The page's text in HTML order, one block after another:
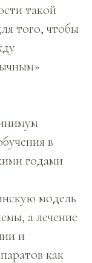
такой
того, чтобы
в
годами
модель
а лечение
и
как